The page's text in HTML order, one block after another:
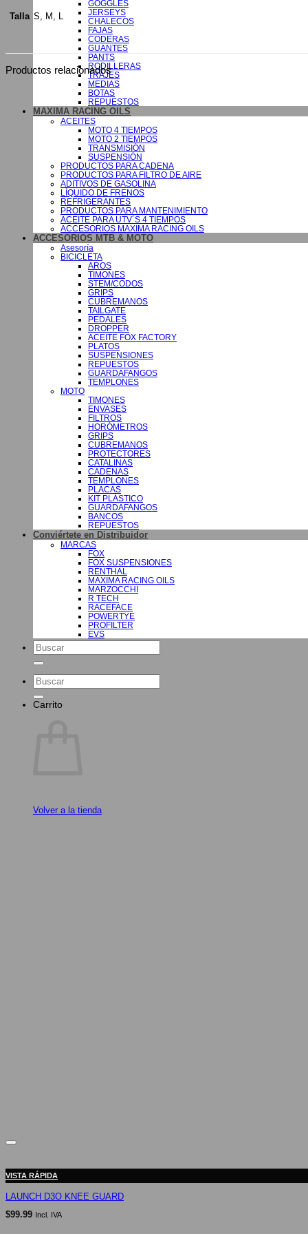
GOGGLES
JERSEYS
CHALECOS
FAJAS
CODERAS
GUANTES
PANTS
RODILLERAS
TRAJES
MEDIAS
BOTAS
REPUESTOS
MAXIMA RACING OILS
ACEITES
MOTO 4 TIEMPOS
MOTO 2 TIEMPOS
TRANSMISIÓN
SUSPENSIÓN
PRODUCTOS PARA CADENA
PRODUCTOS PARA FILTRO DE AIRE
ADITIVOS DE GASOLINA
LÍQUIDO DE FRENOS
REFRIGERANTES
PRODUCTOS PARA MANTENIMIENTO
ACEITE PARA UTV´S 4 TIEMPOS
ACCESORIOS MAXIMA RACING OILS
ACCESORIOS MTB & MOTO
Asesoría
BICICLETA
AROS
TIMONES
STEM/CODOS
GRIPS
CUBREMANOS
TAILGATE
PEDALES
DROPPER
ACEITE FOX FACTORY
PLATOS
SUSPENSIONES
REPUESTOS
GUARDAFANGOS
TEMPLONES
MOTO
TIMONES
ENVASES
FILTROS
HORÓMETROS
GRIPS
CUBREMANOS
PROTECTORES
CATALINAS
CADENAS
TEMPLONES
PLACAS
KIT PLÁSTICO
GUARDAFANGOS
BANCOS
REPUESTOS
Conviértete en Distribuidor
MARCAS
FOX
FOX SUSPENSIONES
RENTHAL
MAXIMA RACING OILS
MARZOCCHI
R TECH
RACEFACE
POWERTYE
PROFILTER
EVS
Buscar
por:
Buscar
por:
Carrito
Volver a la tienda
Talla S, M, L
Productos relacionados
VISTA RÁPIDA
LAUNCH D3O KNEE GUARD
$99.99 Incl. IVA